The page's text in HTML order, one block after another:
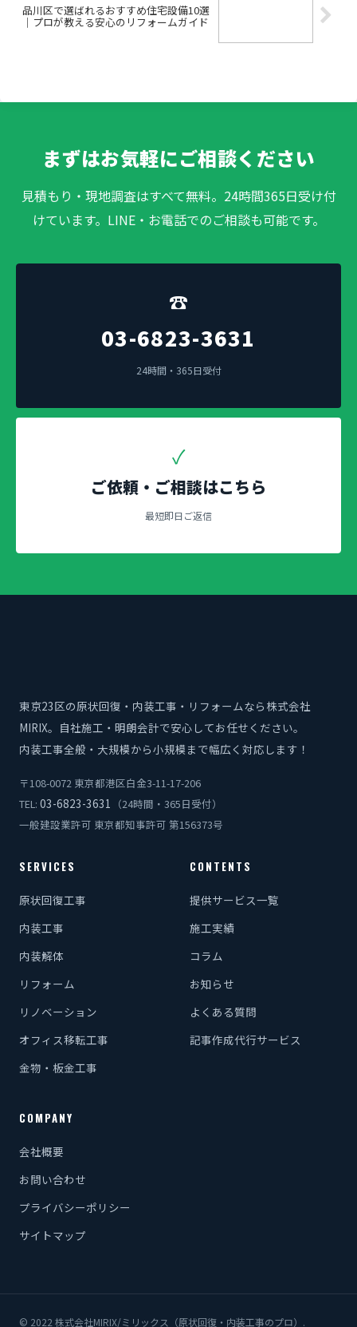
品川区で選ばれるおすすめ住宅設備10選
｜プロが教える安心のリフォームガイド
まずはお気軽にご相談ください
見積もり・現地調査はすべて無料。24時間365日受け付
けています。LINE・お電話でのご相談も可能です。
☎
03-6823-3631
24時間・365日受付
✓
ご依頼・ご相談はこちら
最短即日ご返信
東京23区の原状回復・内装工事・リフォームなら株式会社
MIRIX。自社施工・明朗会計で安心してお任せください。
内装工事全般・大規模から小規模まで幅広く対応します！
〒108-0072 東京都港区白金3-11-17-206
TEL: 03-6823-3631 （24時間・365日受付）
一般建設業許可 東京都知事許可 第156373号
SERVICES
原状回復工事
内装工事
内装解体
リフォーム
リノベーション
オフィス移転工事
金物・板金工事
CONTENTS
提供サービス一覧
施工実績
コラム
お知らせ
よくある質問
記事作成代行サービス
COMPANY
会社概要
お問い合わせ
プライバシーポリシー
サイトマップ
© 2022 株式会社MIRIX/ミリックス（原状回復・内装工事のプロ）.